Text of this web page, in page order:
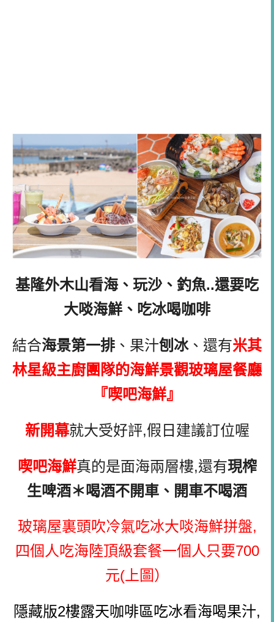
基隆外木山看海、玩沙、釣魚..還要吃
大啖海鮮、吃冰喝咖啡
結合海景第一排 、果汁刨冰、還有米其
林星級主廚團隊的海鮮景觀玻璃屋餐廳
『喫吧海鮮』
新開幕就大受好評,假日建議訂位喔
喫吧海鮮真的是面海兩層樓,還有現榨
生啤酒＊喝酒不開車、開車不喝酒
玻璃屋裏頭吹冷氣吃冰大啖海鮮拼盤,
四個人吃海陸頂級套餐一個人只要700
元(上圖）
隱藏版2樓露天咖啡區吃冰看海喝果汁,